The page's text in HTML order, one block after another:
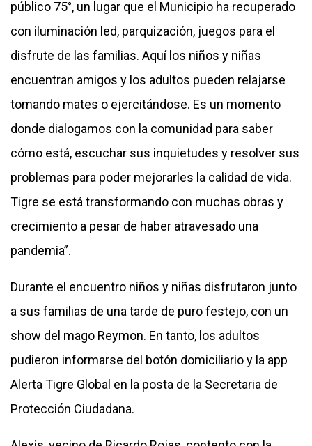
público 75°, un lugar que el Municipio ha recuperado
con iluminación led, parquización, juegos para el
disfrute de las familias. Aquí los niños y niñas
encuentran amigos y los adultos pueden relajarse
tomando mates o ejercitándose. Es un momento
donde dialogamos con la comunidad para saber
cómo está, escuchar sus inquietudes y resolver sus
problemas para poder mejorarles la calidad de vida.
Tigre se está transformando con muchas obras y
crecimiento a pesar de haber atravesado una
pandemia”.
Durante el encuentro niños y niñas disfrutaron junto
a sus familias de una tarde de puro festejo, con un
show del mago Reymon. En tanto, los adultos
pudieron informarse del botón domiciliario y la app
Alerta Tigre Global en la posta de la Secretaria de
Protección Ciudadana.